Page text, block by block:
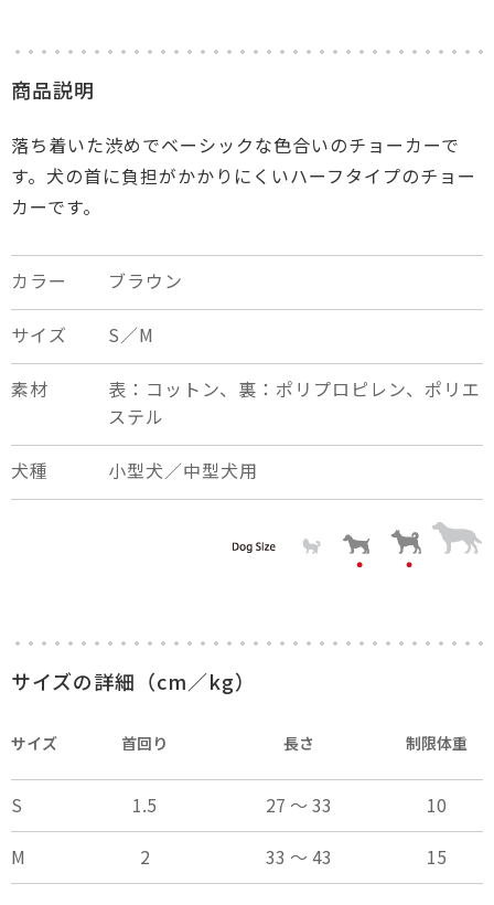
サイズの詳細（cm／kg）
サイズ 首回り 長さ 制限体重
S 1.5 27 ～ 33
10
M
2 33 ～ 43 15
商品説明
落ち着いた渋めでベーシックな色合いのチョーカーで
す。犬の首に負担がかかりにくいハーフタイプのチョー
カーです。
カラー ブラウン
サイズ S／M
素材
表：コットン、裏：ポリプロピレン、ポリエ
ステル
犬種 小型犬／中型犬用